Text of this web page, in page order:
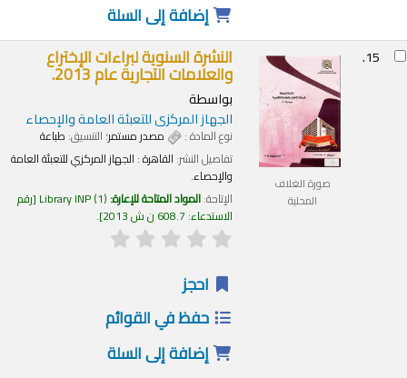
إضافة إلى السلة
15.
صورة الغلاف
المحلية
النشرة السنوية لبراءات الإختراع
والعلامات التجارية عام 2013.
بواسطة
الجهاز المركزى للتعبئة العامة والإحصاء
نوع المادة : مصدر مستمر؛ التنسيق:طباعة
تفاصيل النشر:القاهرة :الجهاز المركزي للتعبئة العامة
والإحصاء.
الإتاحة:المواد المتاحة للإعارة: Library INP(1)
رقم
الاستدعاء:608.7 ن ش 2013 .
احجز
حفظ في القوائم
إضافة إلى السلة